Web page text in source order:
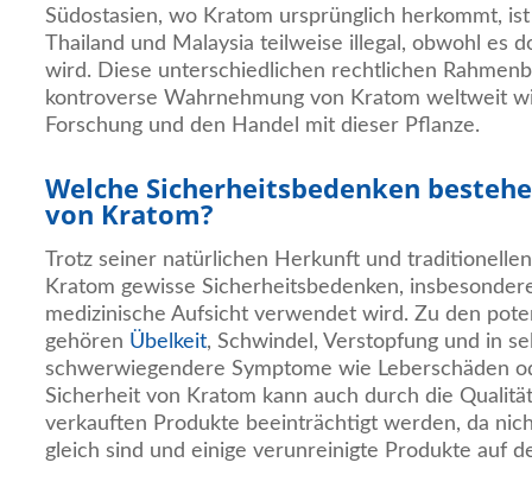
Südostasien, wo Kratom ursprünglich herkommt,
Thailand und Malaysia teilweise illegal, obwohl es
wird. Diese unterschiedlichen rechtlichen
kontroverse Wahrnehmung von Kratom weltweit
Forschung und den Handel mit dieser Pflanze.
Welche Sicherheitsbedenken
von Kratom?
Trotz seiner natürlichen Herkunft und
Kratom gewisse Sicherheitsbedenken,
medizinische Aufsicht verwendet wird. Zu den
gehören Übelkeit, Schwindel, Verstopfung und in
schwerwiegendere Symptome wie Leberschäden
Sicherheit von Kratom kann auch durch die
verkauften Produkte beeinträchtigt werden, da
gleich sind und einige verunreinigte Produkte auf